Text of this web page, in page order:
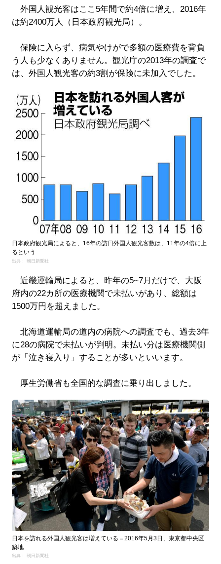
外国人観光客はここ5年間で約4倍に増え、2016年
は約2400万人（日本政府観光局）。
保険に入らず、病気やけがで多額の医療費を背負
う人も少なくありません。観光庁の2013年の調査で
は、外国人観光客の約3割が保険に未加入でした。
日本政府観光局によると、16年の訪日外国人観光客数は、11年の4倍に上
るという
出典： 朝日新聞社
近畿運輸局によると、昨年の5~7月だけで、大阪
府内の22カ所の医療機関で未払いがあり、総額は
1500万円を超えました。
北海道運輸局の道内の病院への調査でも、過去3年
に28の病院で未払いが判明。未払い分は医療機関側
が「泣き寝入り」することが多いといいます。
厚生労働省も全国的な調査に乗り出しました。
日本を訪れる外国人観光客は増えている＝2016年5月3日、東京都中央区
築地
出典： 朝日新聞社